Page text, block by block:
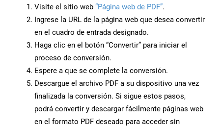
Visite el sitio web “Página web de PDF”.
Ingrese la URL de la página web que desea convertir
en el cuadro de entrada designado.
Haga clic en el botón “Convertir” para iniciar el
proceso de conversión.
Espere a que se complete la conversión.
Descargue el archivo PDF a su dispositivo una vez
finalizada la conversión. Si sigue estos pasos,
podrá convertir y descargar fácilmente páginas web
en el formato PDF deseado para acceder sin